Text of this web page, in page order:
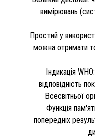
вимірювань
Простий у
можна отримати
Індикація
відповідність
Всесвітньої
Функція
попередніх